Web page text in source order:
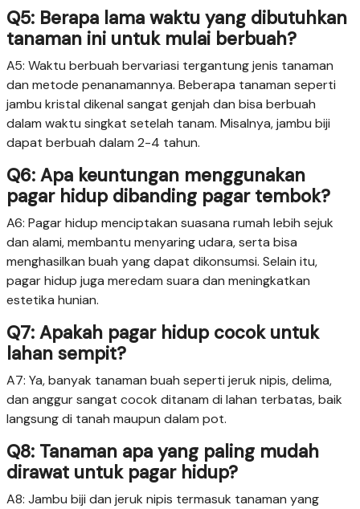
Q5: Berapa lama waktu yang dibutuhkan
tanaman ini untuk mulai berbuah?
A5: Waktu berbuah bervariasi tergantung jenis tanaman
dan metode penanamannya. Beberapa tanaman seperti
jambu kristal dikenal sangat genjah dan bisa berbuah
dalam waktu singkat setelah tanam. Misalnya, jambu biji
dapat berbuah dalam 2-4 tahun.
Q6: Apa keuntungan menggunakan
pagar hidup dibanding pagar tembok?
A6: Pagar hidup menciptakan suasana rumah lebih sejuk
dan alami, membantu menyaring udara, serta bisa
menghasilkan buah yang dapat dikonsumsi. Selain itu,
pagar hidup juga meredam suara dan meningkatkan
estetika hunian.
Q7: Apakah pagar hidup cocok untuk
lahan sempit?
A7: Ya, banyak tanaman buah seperti jeruk nipis, delima,
dan anggur sangat cocok ditanam di lahan terbatas, baik
langsung di tanah maupun dalam pot.
Q8: Tanaman apa yang paling mudah
dirawat untuk pagar hidup?
A8: Jambu biji dan jeruk nipis termasuk tanaman yang